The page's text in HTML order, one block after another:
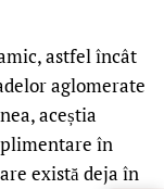
astfel încât
aglomerate
aceștia
în
există deja înLIVE